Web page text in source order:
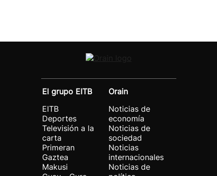
El grupo EITB
EITB
Deportes
Televisión a la
carta
Primeran
Gaztea
Makusi
Orain
Noticias de
economía
Noticias de
sociedad
Noticias
internacionales
Noticias de